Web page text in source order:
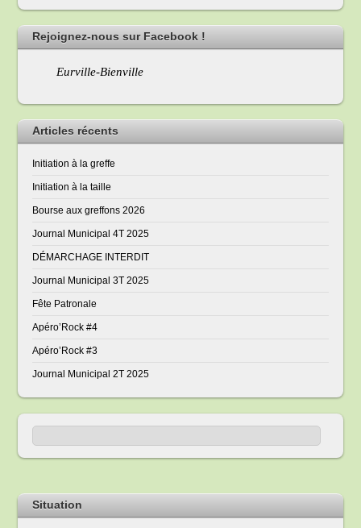
Rejoignez-nous sur Facebook !
Eurville-Bienville
Articles récents
Initiation à la greffe
Initiation à la taille
Bourse aux greffons 2026
Journal Municipal 4T 2025
DÉMARCHAGE INTERDIT
Journal Municipal 3T 2025
Fête Patronale
Apéro’Rock #4
Apéro’Rock #3
Journal Municipal 2T 2025
Situation